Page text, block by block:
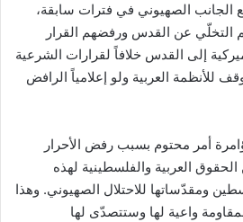
الصهيوني في فترات سابقة،
عن القدس ورفضهم القرار
إلى القدس خلافاً لقرارات الشرعية
للأنظمة العربية ولو إعلامياً الرافض
أمر محتوم بسبب رفض الأحرار
العربية والفلسطينية لهذه
ومقدّساتها للاحتلال الصهيوني. وهذا
واعية لها وستتصدّى لها